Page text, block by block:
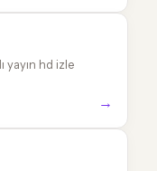
yayın hd izle
→